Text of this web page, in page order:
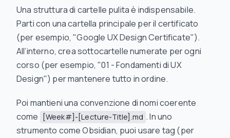
Una struttura di cartelle pulita è indispensabile.
Parti con una cartella principale per il certificato
(per esempio, "Google UX Design Certificate").
All’interno, crea sottocartelle numerate per ogni
corso (per esempio, "01 - Fondamenti di UX
Design") per mantenere tutto in ordine.
Poi mantieni una convenzione di nomi coerente
come
[Week#]-[Lecture-Title].md . In uno
strumento come Obsidian, puoi usare tag (per